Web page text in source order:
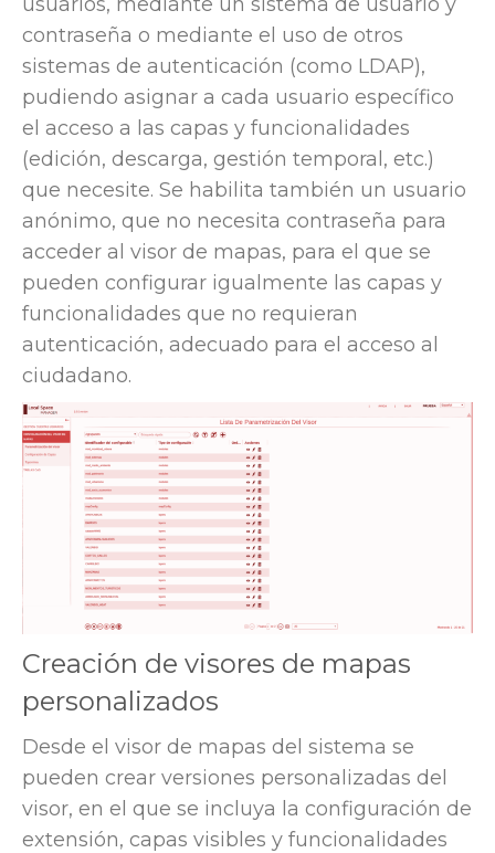
contraseña o mediante el uso de otros
sistemas de autenticación (como LDAP),
pudiendo asignar a cada usuario específico
el acceso a las capas y funcionalidades
(edición, descarga, gestión temporal, etc.)
que necesite. Se habilita también un usuario
anónimo, que no necesita contraseña para
acceder al visor de mapas, para el que se
pueden configurar igualmente las capas y
funcionalidades que no requieran
autenticación, adecuado para el acceso al
ciudadano.
Creación de visores de mapas
personalizados
Desde el visor de mapas del sistema se
pueden crear versiones personalizadas del
visor, en el que se incluya la configuración de
extensión, capas visibles y funcionalidades